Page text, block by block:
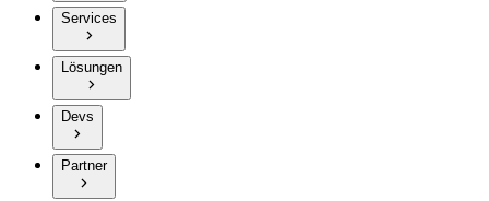
Services
Lösungen
Devs
Partner